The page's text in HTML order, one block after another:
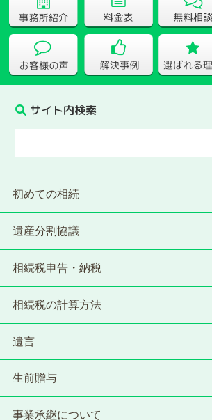
サイト内検索
初めての相続
遺産分割協議
相続税申告・納税
相続税の計算方法
遺言
生前贈与
事業承継について